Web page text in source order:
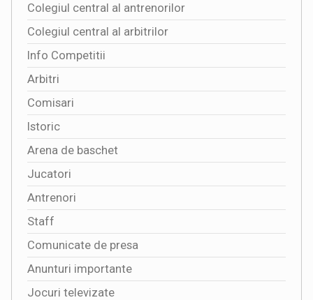
Colegiul central al antrenorilor
Colegiul central al arbitrilor
Info Competitii
Arbitri
Comisari
Istoric
Arena de baschet
Jucatori
Antrenori
Staff
Comunicate de presa
Anunturi importante
Jocuri televizate